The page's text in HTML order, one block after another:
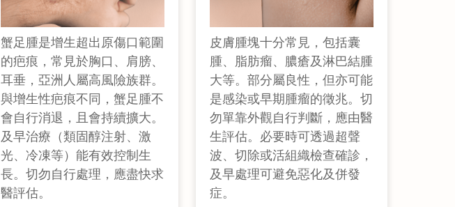
蟹足腫是增生超出原傷口範圍
的疤痕，常見於胸口、肩膀、
耳垂，亞洲人屬高風險族群。
與增生性疤痕不同，蟹足腫不
會自行消退，且會持續擴大。
及早治療（類固醇注射、激
光、冷凍等）能有效控制生
長。切勿自行處理，應盡快求
醫評估。
皮膚腫塊十分常見，包括囊
腫、脂肪瘤、膿瘡及淋巴結腫
大等。部分屬良性，但亦可能
是感染或早期腫瘤的徵兆。切
勿單靠外觀自行判斷，應由醫
生評估。必要時可透過超聲
波、切除或活組織檢查確診，
及早處理可避免惡化及併發
症。